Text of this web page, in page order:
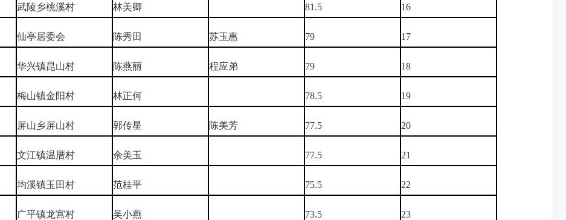
武陵乡桃溪村 林美卿 81.5 16
仙亭居委会 陈秀田 苏玉惠 79 17
华兴镇昆山村 陈燕丽 程应弟 79 18
梅山镇金阳村 林正何 78.5 19
屏山乡屏山村 郭传星 陈美芳 77.5 20
文江镇温厝村 余美玉 77.5 21
均溪镇玉田村 范桂平 75.5 22
广平镇龙宫村 吴小燕 73.5 23